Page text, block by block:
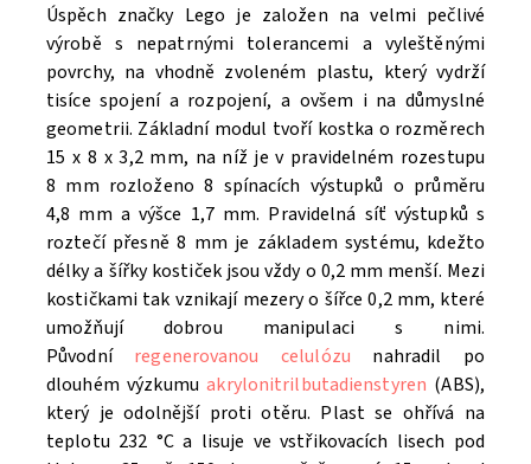
Úspěch značky Lego je založen na velmi pečlivé
výrobě s nepatrnými tolerancemi a vyleštěnými
povrchy, na vhodně zvoleném plastu, který vydrží
tisíce spojení a rozpojení, a ovšem i na důmyslné
geometrii. Základní modul tvoří kostka o rozměrech
15 x 8 x 3,2 mm, na níž je v pravidelném rozestupu
8 mm rozloženo 8 spínacích výstupků o průměru
4,8 mm a výšce 1,7 mm. Pravidelná síť výstupků s
roztečí přesně 8 mm je základem systému, kdežto
délky a šířky kostiček jsou vždy o 0,2 mm menší. Mezi
kostičkami tak vznikají mezery o šířce 0,2 mm, které
umožňují dobrou manipulaci s nimi.
Původní regenerovanou celulózu nahradil po
dlouhém výzkumuakrylonitrilbutadienstyren (ABS),
který je odolnější proti otěru. Plast se ohřívá na
teplotu 232 °C a lisuje ve vstřikovacích lisech pod